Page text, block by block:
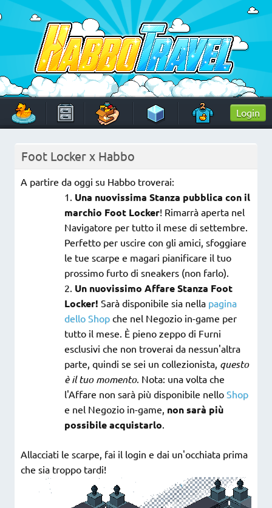
Skip
to
content
HabboTravel
Un viaggio di pixel!
Login
Foot Locker x Habbo
A partire da oggi su Habbo troverai:
Una nuovissima Stanza pubblica con il
marchio Foot Locker! Rimarrà aperta nel
Navigatore per tutto il mese di settembre.
Perfetto per uscire con gli amici, sfoggiare
le tue scarpe e magari pianificare il tuo
prossimo furto di sneakers (non farlo).
Un nuovissimo Affare Stanza Foot
Locker! Sarà disponibile sia nella pagina
dello Shop che nel Negozio in-game per
tutto il mese. È pieno zeppo di Furni
esclusivi che non troverai da nessun'altra
parte, quindi se sei un collezionista, questo
è il tuo momento. Nota: una volta che
l'Affare non sarà più disponibile nello Shop
e nel Negozio in-game, non sarà più
possibile acquistarlo.
Allacciati le scarpe, fai il login e dai un'occhiata prima
che sia troppo tardi!